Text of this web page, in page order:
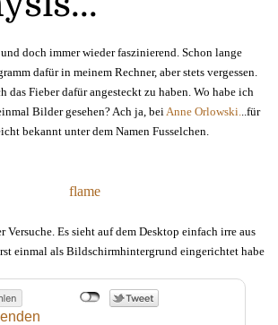
doch immer wieder faszinierend. Schon lange
dafür in meinem Rechner, aber stets vergessen.
das Fieber dafür angesteckt zu haben. Wo habe ich
Bilder gesehen? Ach ja, beiAnne Orlowski...für
bekannt unter dem Namen Fusselchen.
Versuche. Es sieht auf dem Desktop einfach irre aus
einmal als Bildschirmhintergrund eingerichtet habe